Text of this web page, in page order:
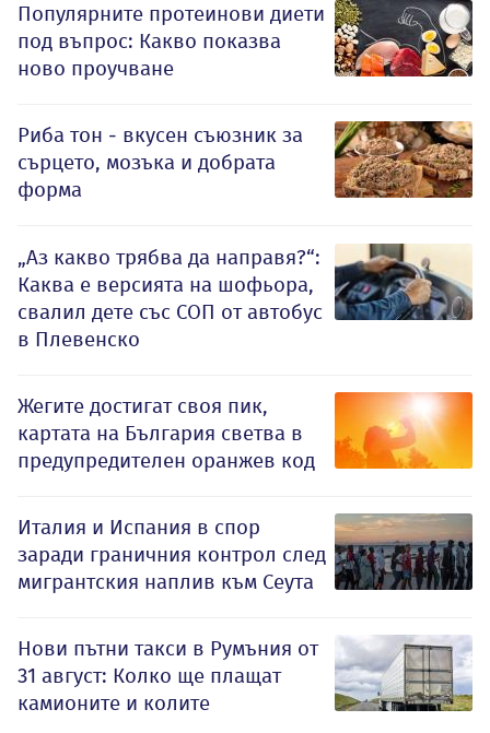
Популярните протеинови диети
под въпрос: Какво показва
ново проучване
Риба тон - вкусен съюзник за
сърцето, мозъка и добрата
форма
„Аз какво трябва да направя?“:
Каква е версията на шофьора,
свалил дете със СОП от автобус
в Плевенско
Жегите достигат своя пик,
картата на България светва в
предупредителен оранжев код
Италия и Испания в спор
заради граничния контрол след
мигрантския наплив към Сеута
Нови пътни такси в Румъния от
31 август: Колко ще плащат
камионите и колите